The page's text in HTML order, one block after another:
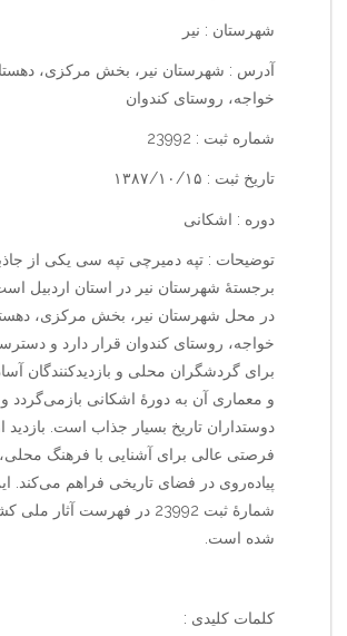
شهرستان : نیر
آدرس : شهرستان نیر، بخش مرکزی،
خواجه، روستای کندوان
شماره ثبت : 23992
تاریخ ثبت : ۱۳۸۷/۱۰/۱۵
دوره : اشکانی
توضیحات : تپه دمیرچی تپه سی یکی از
برجستهٔ شهرستان نیر در استان اردبیل
در محل شهرستان نیر، بخش مرکزی،
خواجه، روستای کندوان قرار دارد و
برای گردشگران محلی و بازدیدکنندگان
و معماری آن به دورهٔ اشکانی بازمی‌گردد
دوستداران تاریخ بسیار جذاب است. بازدید
فرصتی عالی برای آشنایی با فرهنگ
پیاده‌روی در فضای تاریخی فراهم می‌کند. این
شمارهٔ ثبت 23992 در فهرست آثار
شده است.
کلمات کلیدی :